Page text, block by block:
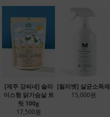
[제주 강씨네] 슬라
이스형 닭가슴살 트
릿 100g
17,500원
[릴리벳] 살균소독제
15,000원